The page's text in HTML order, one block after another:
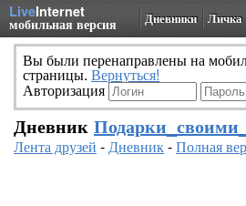
LiveInternet
мобильная версия Дневники Личка
Вы были перенаправлены на
страницы. Вернуться!
Авторизация
Дневник
Лента друзей -Дневник-Полная